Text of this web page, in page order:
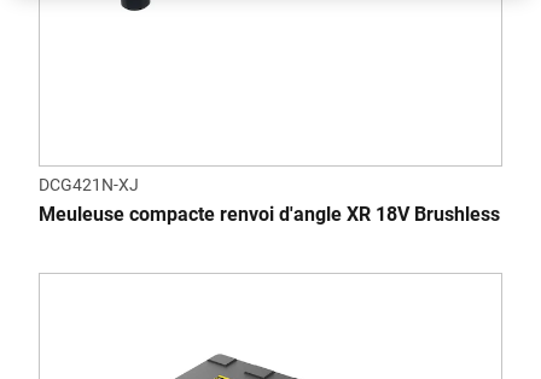
DCG421N-XJ
Meuleuse compacte renvoi d'angle XR 18V Brushless